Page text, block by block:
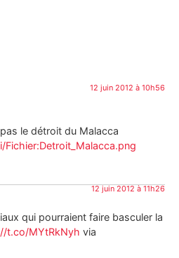
12 juin 2012 à 10h56
le détroit du Malacca
12 juin 2012 à 11h26
qui pourraient faire basculer la
t.co/MYtRkNyh via